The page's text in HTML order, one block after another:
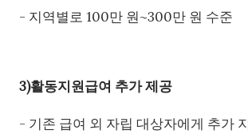
- 지역별로 100만 원~300만 원 수준
3)활동지원급여 추가 제공
- 기존 급여 외 자립 대상자에게 추가